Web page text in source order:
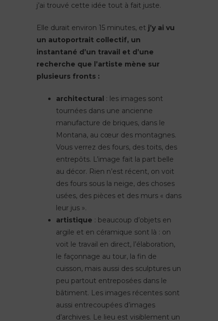
j’ai trouvé cette idée tout à fait juste.
Elle durait environ 15 minutes, et j’y ai vu
un autoportrait collectif, un
instantané d’un travail et d’une
recherche que l’artiste mène sur
plusieurs fronts :
architectural : les images sont
tournées dans une ancienne
manufacture de briques, dans le
Montana, au cœur des montagnes.
Vous verrez des fours, des toits, des
entrepôts. L’image fait la part belle
au décor. Rien n’est récent, on voit
des fours sous la neige, des choses
usées, des pièces et des murs « dans
leur jus ».
artistique : beaucoup d’objets en
argile et en céramique sont là : on
voit le travail en direct, l’élaboration,
le façonnage au tour, la fin de
cuisson, mais aussi des sculptures un
peu partout entreposées dans le
bâtiment. Les images récentes sont
aussi entrecoupées d’images
d’archives. Le lieu est visiblement un